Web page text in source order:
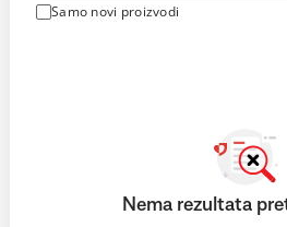
Samo novi proizvodi
Nema rezultata